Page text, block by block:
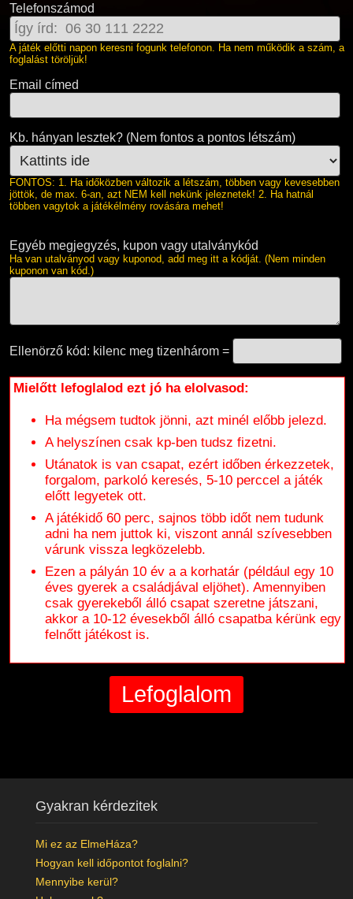
Telefonszámod
A játék előtti napon keresni fogunk telefonon. Ha nem működik a szám, a
foglalást töröljük!
Email címed
Kb. hányan lesztek? (Nem fontos a pontos létszám)
FONTOS: 1. Ha időközben változik a létszám, többen vagy kevesebben
jöttök, de max. 6-an, azt NEM kell nekünk jeleznetek! 2. Ha hatnál
többen vagytok a játékélmény rovására mehet!
Egyéb megjegyzés, kupon vagy utalványkód
Ha van utalványod vagy kuponod, add meg itt a kódját. (Nem minden
kuponon van kód.)
Ellenörző kód: kilenc meg tizenhárom =
Mielőtt lefoglalod ezt jó ha elolvasod:
Ha mégsem tudtok jönni, azt minél előbb jelezd.
A helyszínen csak kp-ben tudsz fizetni.
Utánatok is van csapat, ezért időben érkezzetek,
forgalom, parkoló keresés, 5-10 perccel a játék
előtt legyetek ott.
A játékidő 60 perc, sajnos több időt nem tudunk
adni ha nem juttok ki, viszont annál szívesebben
várunk vissza legközelebb.
Ezen a pályán 10 év a a korhatár (például egy 10
éves gyerek a családjával eljöhet). Amennyiben
csak gyerekeből álló csapat szeretne játszani,
akkor a 10-12 évesekből álló csapatba kérünk egy
felnőtt játékost is.
Gyakran kérdezitek
Mi ez az ElmeHáza?
Hogyan kell időpontot foglalni?
Mennyibe kerül?